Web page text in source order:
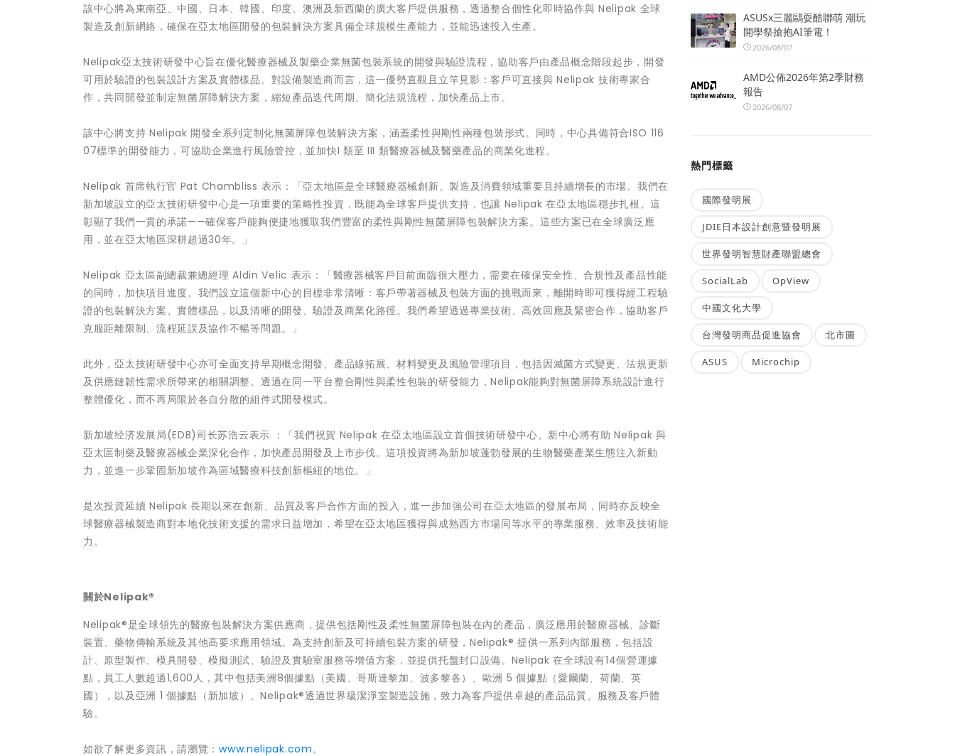
該中心將為東南亞、中國、日本、韓國、印度、澳洲及新西蘭的廣大客戶提供服務，透過整合個性化即時協作與 Nelipak 全球
製造及創新網絡，確保在亞太地區開發的包裝解決方案具備全球規模生產能力，並能迅速投入生產。
Nelipak亞太技術研發中心旨在優化醫療器械及製藥企業無菌包裝系統的開發與驗證流程，協助客戶由產品概念階段起步，開發
可用於驗證的包裝設計方案及實體樣品。對設備製造商而言，這一優勢直觀且立竿見影：客戶可直接與 Nelipak 技術專家合
作，共同開發並制定無菌屏障解決方案，縮短產品迭代周期、簡化法規流程，加快產品上市。
該中心將支持 Nelipak 開發全系列定制化無菌屏障包裝解決方案，涵蓋柔性與剛性兩種包裝形式。同時，中心具備符合ISO 116
07標準的開發能力，可協助企業進行風險管控，並加快I 類至 III 類醫療器械及醫藥產品的商業化進程。
Nelipak 首席執行官 Pat Chambliss 表示：「亞太地區是全球醫療器械創新、製造及消費領域重要且持續增長的市場。我們在
新加坡設立的亞太技術研發中心是一項重要的策略性投資，既能為全球客戶提供支持，也讓 Nelipak 在亞太地區穩步扎根。這
彰顯了我們一貫的承諾——確保客戶能夠便捷地獲取我們豐富的柔性與剛性無菌屏障包裝解決方案。這些方案已在全球廣泛應
用，並在亞太地區深耕超過30年。」
Nelipak 亞太區副總裁兼總經理 Aldin Velic 表示：「醫療器械客戶目前面臨很大壓力，需要在確保安全性、合規性及產品性能
的同時，加快項目進度。我們設立這個新中心的目標非常清晰：客戶帶著器械及包裝方面的挑戰而來，離開時即可獲得經工程驗
證的包裝解決方案、實體樣品，以及清晰的開發、驗證及商業化路徑。我們希望透過專業技術、高效回應及緊密合作，協助客戶
克服距離限制、流程延誤及協作不暢等問題。」
此外，亞太技術研發中心亦可全面支持早期概念開發、產品線拓展、材料變更及風險管理項目，包括因滅菌方式變更、法規更新
及供應鏈韌性需求所帶來的相關調整。透過在同一平台整合剛性與柔性包裝的研發能力，Nelipak能夠對無菌屏障系統設計進行
整體優化，而不再局限於各自分散的組件式開發模式。
新加坡经济发展局(EDB)司长苏浩云表示 ：「我們祝賀 Nelipak 在亞太地區設立首個技術研發中心。新中心將有助 Nelipak 與
亞太區制藥及醫療器械企業深化合作，加快產品開發及上市步伐。這項投資將為新加坡蓬勃發展的生物醫藥產業生態注入新動
力，並進一步鞏固新加坡作為區域醫療科技創新樞紐的地位。」
是次投資延續 Nelipak 長期以來在創新、品質及客戶合作方面的投入，進一步加強公司在亞太地區的發展布局，同時亦反映全
球醫療器械製造商對本地化技術支援的需求日益增加，希望在亞太地區獲得與成熟西方市場同等水平的專業服務、效率及技術能
力。
關於Nelipak®
Nelipak®是全球領先的醫療包裝解決方案供應商，提供包括剛性及柔性無菌屏障包裝在內的產品，廣泛應用於醫療器械、診斷
裝置、藥物傳輸系統及其他高要求應用領域。為支持創新及可持續包裝方案的研發，Nelipak® 提供一系列內部服務，包括設
計、原型製作、模具開發、模擬測試、驗證及實驗室服務等增值方案，並提供托盤封口設備。Nelipak 在全球設有14個營運據
點，員工人數超過1,600人，其中包括美洲8個據點（美國、哥斯達黎加、波多黎各）、歐洲 5 個據點（愛爾蘭、荷蘭、英
國），以及亞洲 1 個據點（新加坡）。Nelipak®透過世界級潔淨室製造設施，致力為客戶提供卓越的產品品質、服務及客戶體
驗。
如欲了解更多資訊，請瀏覽：www.nelipak.com。
ASUSx三麗鷗耍酷聯萌 潮玩
開學祭搶抱AI筆電！
2026/08/07
AMD公佈2026年第2季財務
報告
2026/08/07
熱門標籤
國際發明展
JDIE日本設計創意暨發明展
世界發明智慧財產聯盟總會
SocialLab OpView
中國文化大學
台灣發明商品促進協會 北市圖
ASUS Microchip